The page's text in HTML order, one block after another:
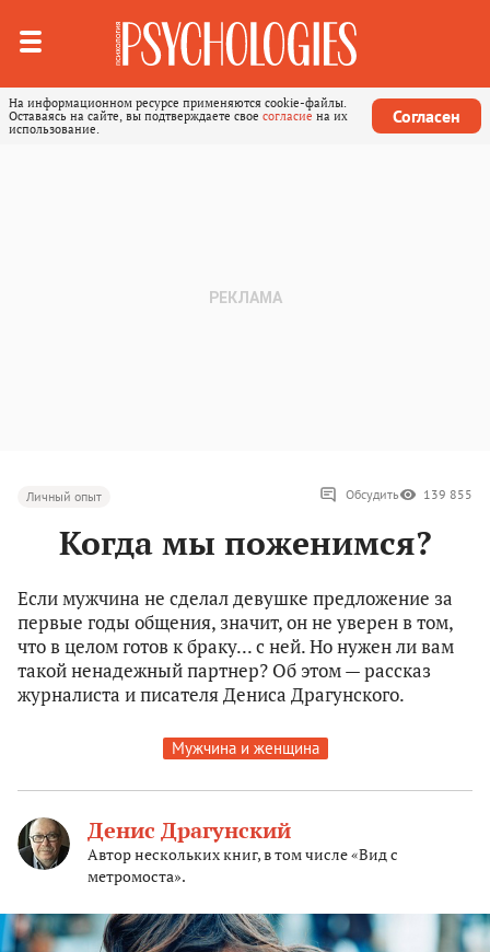
На информационном ресурсе применяются cookie-файлы.
Оставаясь на сайте, вы подтверждаете свое согласие на их
использование.
Согласен
Личный опыт Обсудить 139 855
Когда мы поженимся?
Если мужчина не сделал девушке предложение за
первые годы общения, значит, он не уверен в том,
что в целом готов к браку... с ней. Но нужен ли вам
такой ненадежный партнер? Об этом — рассказ
журналиста и писателя Дениса Драгунского.
Мужчина и женщина
Денис Драгунский
Автор нескольких книг, в том числе «Вид с
метромоста».